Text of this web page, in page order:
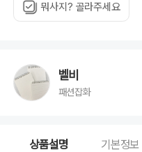
뭐사지? 골라주세요
벨비
패션잡화
상품설명 기본정보